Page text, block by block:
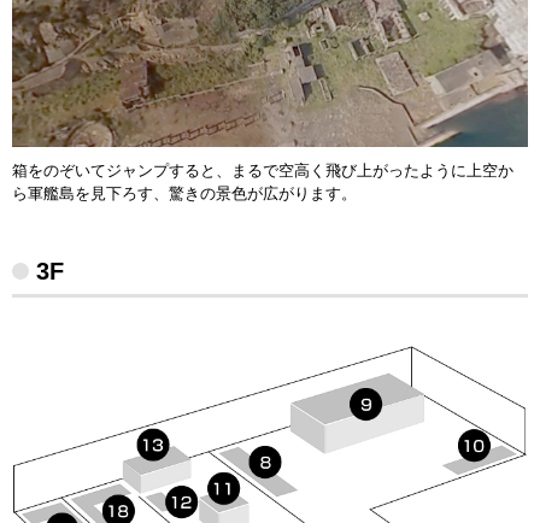
箱をのぞいてジャンプすると、まるで空高く飛び上がったように上空か
ら軍艦島を見下ろす、驚きの景色が広がります。
3F